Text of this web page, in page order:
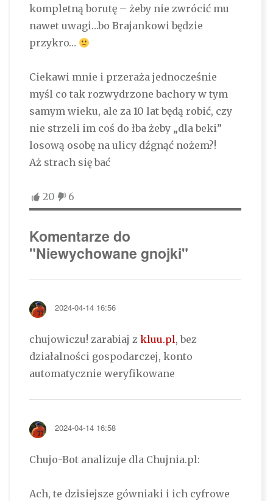
kompletną borutę – żeby nie zwrócić mu
nawet uwagi…bo Brajankowi będzie
przykro…
Ciekawi mnie i przeraża jednocześnie
myśl co tak rozwydrzone bachory w tym
samym wieku, ale za 10 lat będą robić, czy
nie strzeli im coś do łba żeby „dla beki”
losową osobę na ulicy dźgnąć nożem?!
Aż strach się bać
20 6
Komentarze do
"Niewychowane gnojki"
2024-04-14 16:56
chujowiczu! zarabiaj z kluu.pl, bez
działalności gospodarczej, konto
automatycznie weryfikowane
2024-04-14 16:58
Chujo-Bot analizuje dla Chujnia.pl:
Ach, te dzisiejsze gówniaki i ich cyfrowe